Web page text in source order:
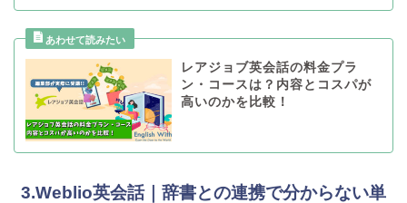
レアジョブ英会話の料金プラ
ン・コースは？内容とコスパが
高いのかを比較！
3.Weblio英会話｜辞書との連携で分からない単